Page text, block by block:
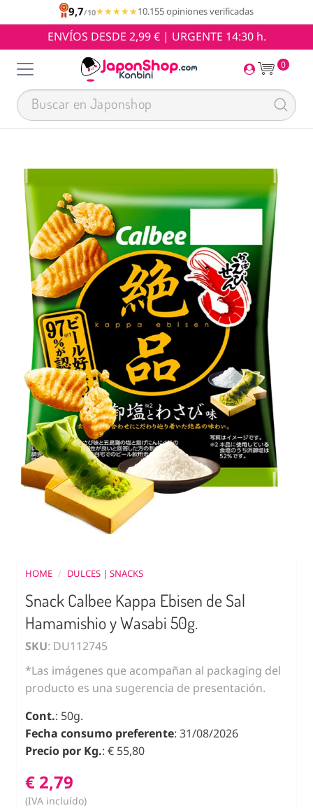
9,7/10★★★★★
★★★★★10.155 opiniones verificadas
ENVÍOS DESDE 2,99 € | URGENTE 14:30 h.
0
HOME / DULCES | SNACKS
Snack Calbee Kappa Ebisen de Sal
Hamamishio y Wasabi 50g.
SKU: DU112745
*Las imágenes que acompañan al packaging del
producto es una sugerencia de presentación.
Cont.: 50g.
Fecha consumo preferente: 31/08/2026
Precio por Kg.: € 55,80
€ 2,79
(IVA incluído)